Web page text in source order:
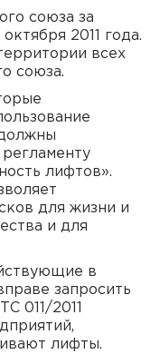
союза за
2011 года.
всех
союза.
лифтов».
для жизни и
и для
в
запросить
011/2011
лифты.